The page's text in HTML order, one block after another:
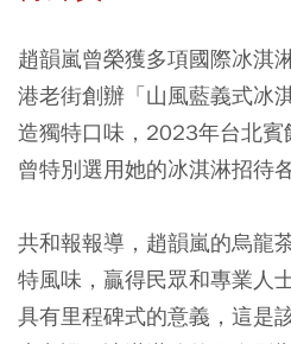
趙韻嵐曾榮獲多項國際冰淇
港老街創辦「山風藍義式冰
造獨特口味，2023年台北
曾特別選用她的冰淇淋招待
共和報報導，趙韻嵐的烏龍
特風味，贏得民眾和專業人
具有里程碑式的意義，這是